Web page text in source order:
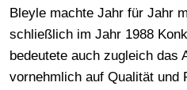
Bleyle machte Jahr für Jahr
schließlich im Jahr 1988
bedeutete auch zugleich das
vornehmlich auf Qualität und